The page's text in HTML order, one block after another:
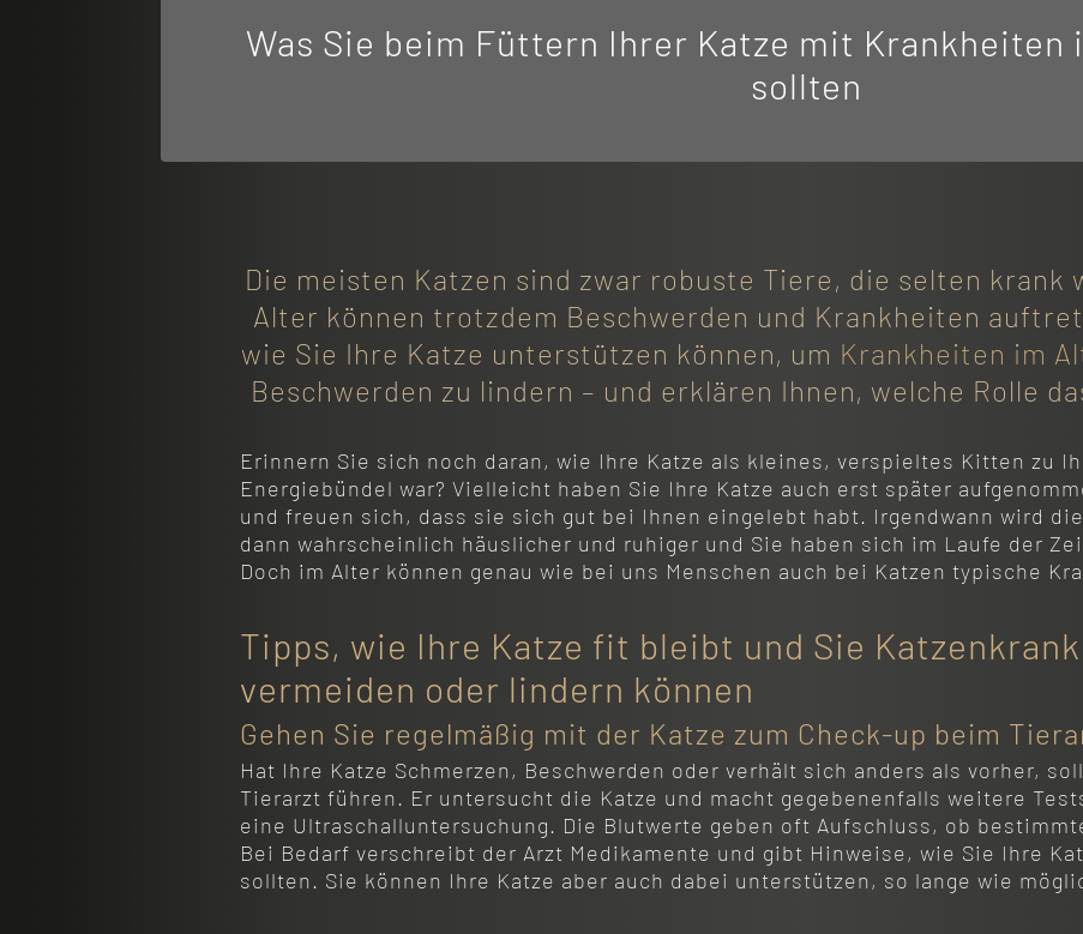
Was Sie beim Füttern Ihrer Katze mit Krankheiten
sollten
Die meisten Katzen sind zwar robuste Tiere, die selten krank
Alter können trotzdem Beschwerden und Krankheiten
wie Sie Ihre Katze unterstützen können, um Krankheiten im
Beschwerden zu lindern – und erklären Ihnen, welche Rolle
Erinnern Sie sich noch daran, wie Ihre Katze als kleines, verspieltes Kitten zu
Energiebündel war? Vielleicht haben Sie Ihre Katze auch erst später
und freuen sich, dass sie sich gut bei Ihnen eingelebt habt. Irgendwann wird
dann wahrscheinlich häuslicher und ruhiger und Sie haben sich im Laufe der
Doch im Alter können genau wie bei uns Menschen auch bei Katzen typische
Tipps, wie Ihre Katze fit bleibt und Sie
vermeiden oder lindern können
Gehen Sie regelmäßig mit der Katze zum Check-up beim
Hat Ihre Katze Schmerzen, Beschwerden oder verhält sich anders als vorher,
Tierarzt führen. Er untersucht die Katze und macht gegebenenfalls weitere
eine Ultraschalluntersuchung. Die Blutwerte geben oft Aufschluss, ob
Bei Bedarf verschreibt der Arzt Medikamente und gibt Hinweise, wie Sie Ihre
sollten. Sie können Ihre Katze aber auch dabei unterstützen, so lange wie